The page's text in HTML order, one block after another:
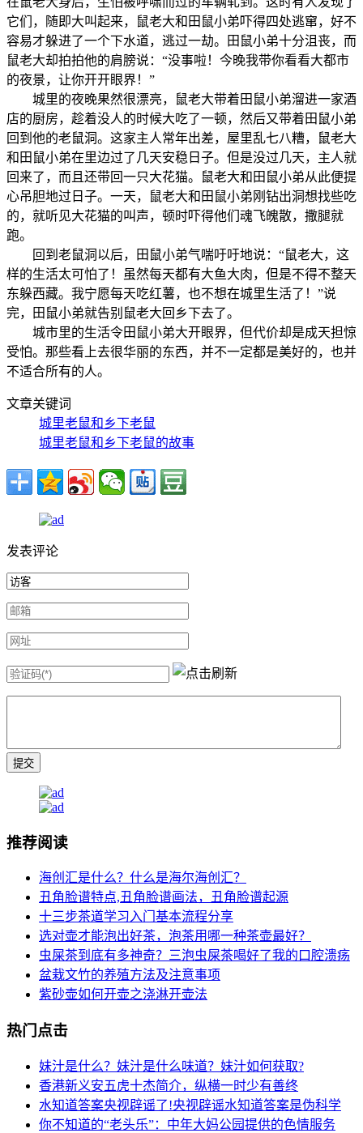
它们，随即大叫起来，鼠老大和田鼠小弟吓得四处逃窜，好不
容易才躲进了一个下水道，逃过一劫。田鼠小弟十分沮丧，而
鼠老大却拍拍他的肩膀说：“没事啦！今晚我带你看看大都市
的夜景，让你开开眼界！”
城里的夜晚果然很漂亮，鼠老大带着田鼠小弟溜进一家酒
店的厨房，趁着没人的时候大吃了一顿，然后又带着田鼠小弟
回到他的老鼠洞。这家主人常年出差，屋里乱七八糟，鼠老大
和田鼠小弟在里边过了几天安稳日子。但是没过几天，主人就
回来了，而且还带回一只大花猫。鼠老大和田鼠小弟从此便提
心吊胆地过日子。一天，鼠老大和田鼠小弟刚钻出洞想找些吃
的，就听见大花猫的叫声，顿时吓得他们魂飞魄散，撒腿就
跑。
回到老鼠洞以后，田鼠小弟气喘吁吁地说：“鼠老大，这
样的生活太可怕了！虽然每天都有大鱼大肉，但是不得不整天
东躲西藏。我宁愿每天吃红薯，也不想在城里生活了！”说
完，田鼠小弟就告别鼠老大回乡下去了。
城市里的生活令田鼠小弟大开眼界，但代价却是成天担惊
受怕。那些看上去很华丽的东西，并不一定都是美好的，也并
不适合所有的人。
文章关键词
城里老鼠和乡下老鼠
城里老鼠和乡下老鼠的故事
发表评论
推荐阅读
海创汇是什么？什么是海尔海创汇？
丑角脸谱特点,丑角脸谱画法，丑角脸谱起源
十三步茶道学习入门基本流程分享
选对壶才能泡出好茶，泡茶用哪一种茶壶最好？
虫屎茶到底有多神奇？三泡虫屎茶喝好了我的口腔溃疡
盆栽文竹的养殖方法及注意事项
紫砂壶如何开壶之浇淋开壶法
热门点击
妹汁是什么？妹汁是什么味道？妹汁如何获取?
香港新义安五虎十杰简介，纵横一时少有善终
水知道答案央视辟谣了!央视辟谣水知道答案是伪科学
你不知道的“老头乐”：中年大妈公园提供的色情服务